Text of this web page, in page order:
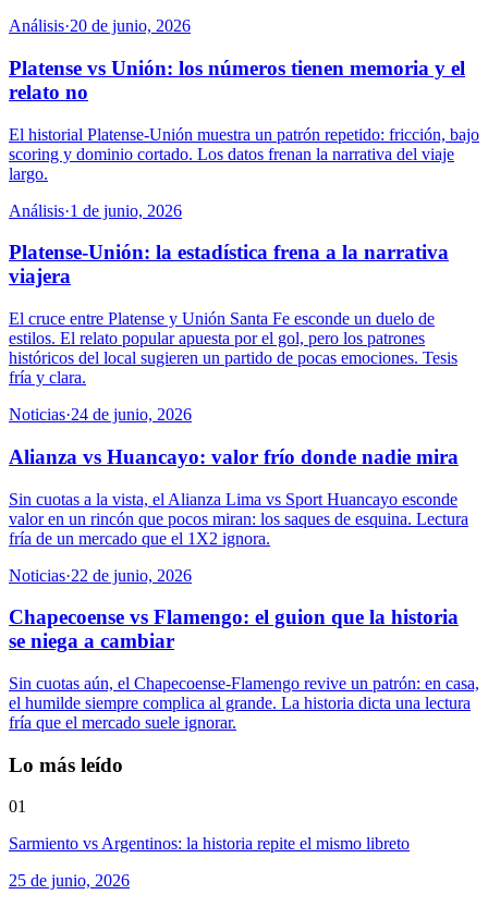
Análisis·20 de junio, 2026
Platense vs Unión: los números tienen memoria y el
relato no
El historial Platense-Unión muestra un patrón repetido: fricción, bajo
scoring y dominio cortado. Los datos frenan la narrativa del viaje
largo.
Análisis·1 de junio, 2026
Platense-Unión: la estadística frena a la narrativa
viajera
El cruce entre Platense y Unión Santa Fe esconde un duelo de
estilos. El relato popular apuesta por el gol, pero los patrones
históricos del local sugieren un partido de pocas emociones. Tesis
fría y clara.
Noticias·24 de junio, 2026
Alianza vs Huancayo: valor frío donde nadie mira
Sin cuotas a la vista, el Alianza Lima vs Sport Huancayo esconde
valor en un rincón que pocos miran: los saques de esquina. Lectura
fría de un mercado que el 1X2 ignora.
Noticias·22 de junio, 2026
Chapecoense vs Flamengo: el guion que la historia
se niega a cambiar
Sin cuotas aún, el Chapecoense-Flamengo revive un patrón: en casa,
el humilde siempre complica al grande. La historia dicta una lectura
fría que el mercado suele ignorar.
Lo más leído
01
Sarmiento vs Argentinos: la historia repite el mismo libreto
25 de junio, 2026